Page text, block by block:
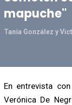
mapuche"
Tania González y
En entrevista
Verónica De